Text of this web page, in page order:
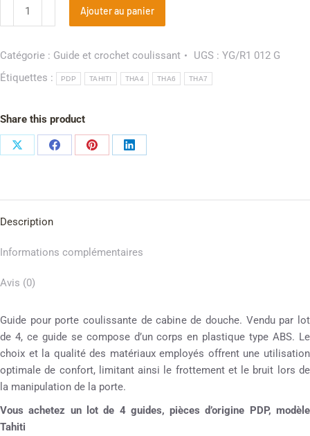
Ajouter au panier
Catégorie : Guide et crochet coulissant UGS : YG/R1 012 G
Étiquettes :
PDP TAHITI THA4 THA6 THA7
Share this product
Description
Informations complémentaires
Avis (0)
Guide pour porte coulissante de cabine de douche. Vendu par lot
de 4, ce guide se compose d’un corps en plastique type ABS. Le
choix et la qualité des matériaux employés offrent une utilisation
optimale de confort, limitant ainsi le frottement et le bruit lors de
la manipulation de la porte.
Vous achetez un lot de 4 guides, pièces d’origine PDP, modèle
Tahiti